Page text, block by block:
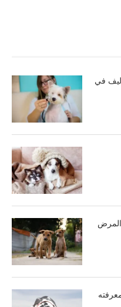
في
تنقل المرض